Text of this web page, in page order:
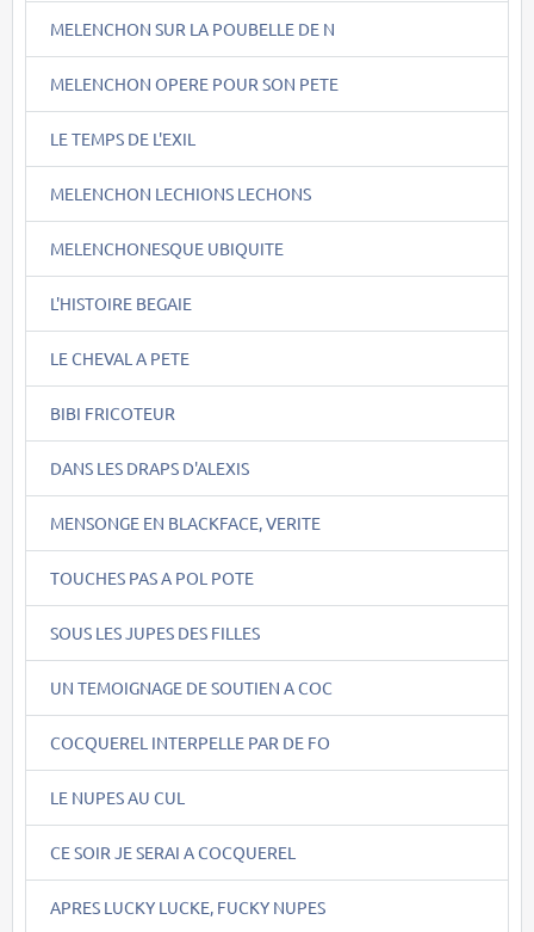
MELENCHON SUR LA POUBELLE DE N
MELENCHON OPERE POUR SON PETE
LE TEMPS DE L'EXIL
MELENCHON LECHIONS LECHONS
MELENCHONESQUE UBIQUITE
L'HISTOIRE BEGAIE
LE CHEVAL A PETE
BIBI FRICOTEUR
DANS LES DRAPS D'ALEXIS
MENSONGE EN BLACKFACE, VERITE
TOUCHES PAS A POL POTE
SOUS LES JUPES DES FILLES
UN TEMOIGNAGE DE SOUTIEN A COC
COCQUEREL INTERPELLE PAR DE FO
LE NUPES AU CUL
CE SOIR JE SERAI A COCQUEREL
APRES LUCKY LUCKE, FUCKY NUPES